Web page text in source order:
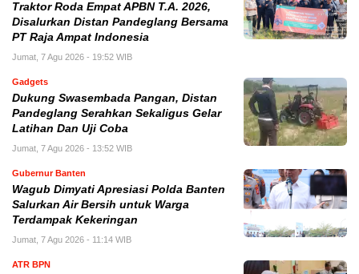
Traktor Roda Empat APBN T.A. 2026,
Disalurkan Distan Pandeglang Bersama
PT Raja Ampat Indonesia
Jumat, 7 Agu 2026 - 19:52 WIB
Gadgets
Dukung Swasembada Pangan, Distan
Pandeglang Serahkan Sekaligus Gelar
Latihan Dan Uji Coba
Jumat, 7 Agu 2026 - 13:52 WIB
Gubernur Banten
Wagub Dimyati Apresiasi Polda Banten
Salurkan Air Bersih untuk Warga
Terdampak Kekeringan
Jumat, 7 Agu 2026 - 11:14 WIB
ATR BPN